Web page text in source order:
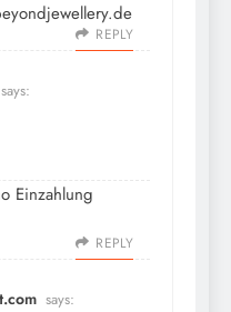
REPLY
says:
Einzahlung
REPLY
says: